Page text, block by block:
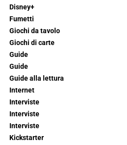
Disney+
Fumetti
Giochi da tavolo
Giochi di carte
Guide
Guide
Guide alla lettura
Internet
Interviste
Interviste
Interviste
Kickstarter